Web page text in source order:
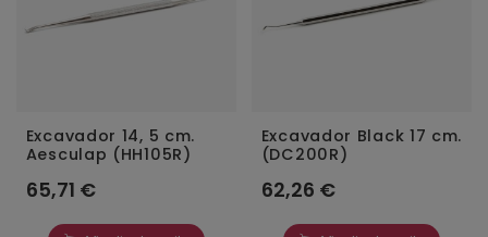
Excavador 14, 5 cm.
Aesculap (HH105R)
65,71 €
Excavador Black 17 cm.
(DC200R)
62,26 €